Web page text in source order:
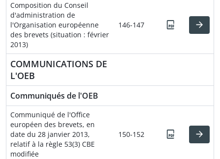
Composition du Conseil
d'administration de
l'Organisation européenne
des brevets (situation : février
2013)
146-147
COMMUNICATIONS DE
L'OEB
Communiqués de l'OEB
Communiqué de l'Office
européen des brevets, en
date du 28 janvier 2013,
relatif à la règle 53(3) CBE
modifiée
150-152